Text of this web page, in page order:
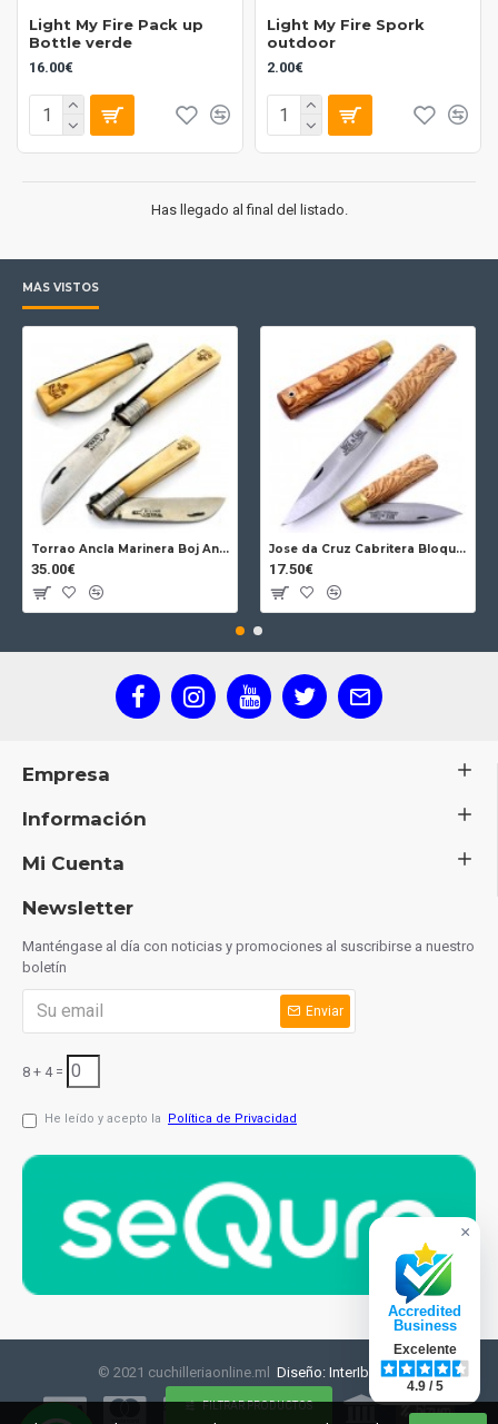
Light My Fire Pack up
Bottle verde
16.00€
Light My Fire Spork
outdoor
2.00€
Has llegado al final del listado.
MÁS VISTOS
Torrao Ancla Marinera Boj Ancla Bloqueo
35.00€
Jose da Cruz Cabritera Bloqueo Encina Carbono
17.50€
Empresa
Información
Mi Cuenta
Newsletter
Manténgase al día con noticias y promociones al suscribirse a nuestro
boletín
Enviar
8 + 4 =
He leído y acepto la Política de Privacidad
© 2021 cuchilleriaonline.ml Diseño: InterIberica
×
Accredited
Business
Excelente
4.9 / 5
FILTRAR PRODUCTOS